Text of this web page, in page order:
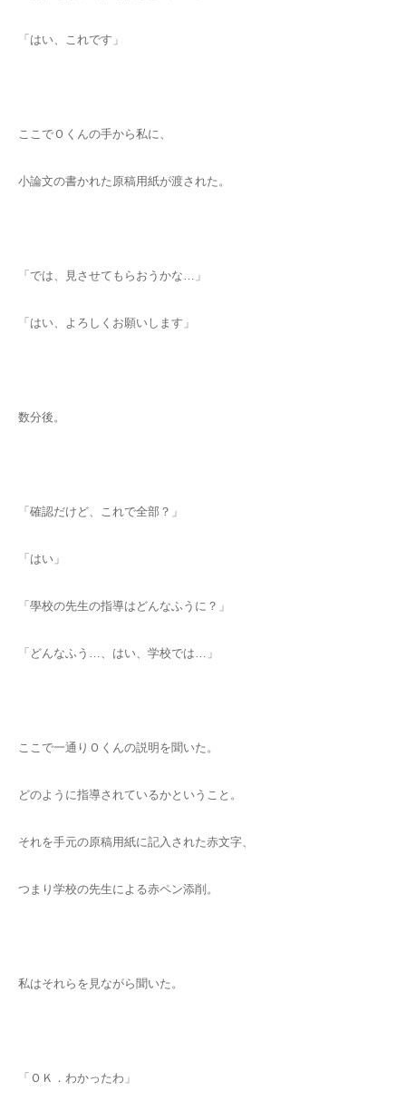
「はい、これです」
ここでＯくんの手から私に、
小論文の書かれた原稿用紙が渡された。
「では、見させてもらおうかな…」
「はい、よろしくお願いします」
数分後。
「確認だけど、これで全部？」
「はい」
「學校の先生の指導はどんなふうに？」
「どんなふう…、はい、学校では…」
ここで一通りＯくんの説明を聞いた。
どのように指導されているかということ。
それを手元の原稿用紙に記入された赤文字、
つまり学校の先生による赤ペン添削。
私はそれらを見ながら聞いた。
「ＯＫ．わかったわ」